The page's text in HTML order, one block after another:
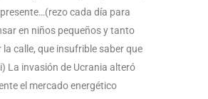
cada día para
en niños pequeños y tanto
calle, que insufrible saber que
La invasión de Ucrania alteró
el mercado energético